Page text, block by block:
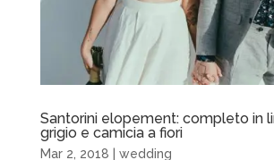
Santorini elopement: completo in
grigio e camicia a fiori
Mar 2, 2018 wedding